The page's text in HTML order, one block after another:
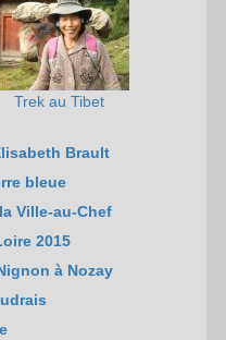
Trek au Tibet
Brault
bleue
Ville-au-Chef
2015
à Nozay